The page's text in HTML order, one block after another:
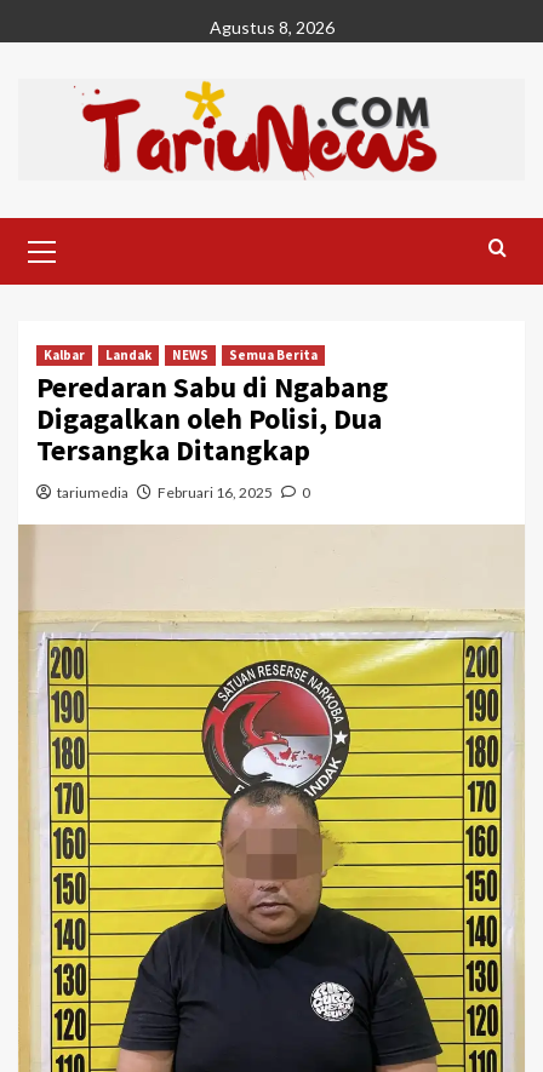
to
Agustus 8, 2026
Menu
Kalbar Landak NEWS Semua Berita
Peredaran Sabu di Ngabang
Digagalkan oleh Polisi, Dua
Tersangka Ditangkap
tariumedia Februari 16, 2025 0